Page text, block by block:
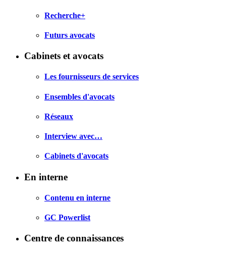
Recherche+
Futurs avocats
Cabinets et avocats
Les fournisseurs de services
Ensembles d'avocats
Réseaux
Interview avec…
Cabinets d'avocats
En interne
Contenu en interne
GC Powerlist
Centre de connaissances